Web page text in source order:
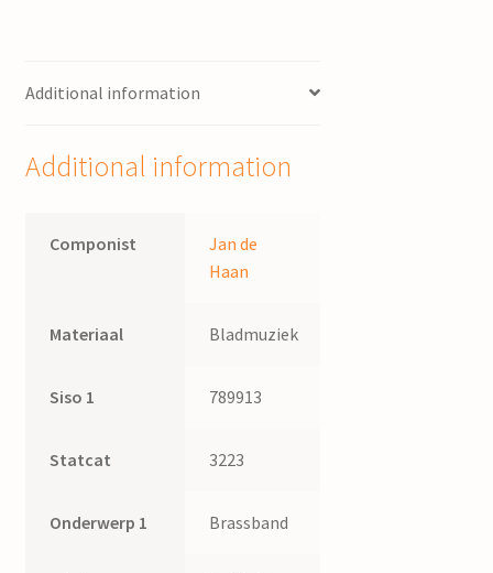
Additional information
Additional information
Componist
Jan de
Haan
Materiaal Bladmuziek
Siso 1 789913
Statcat 3223
Onderwerp 1 Brassband